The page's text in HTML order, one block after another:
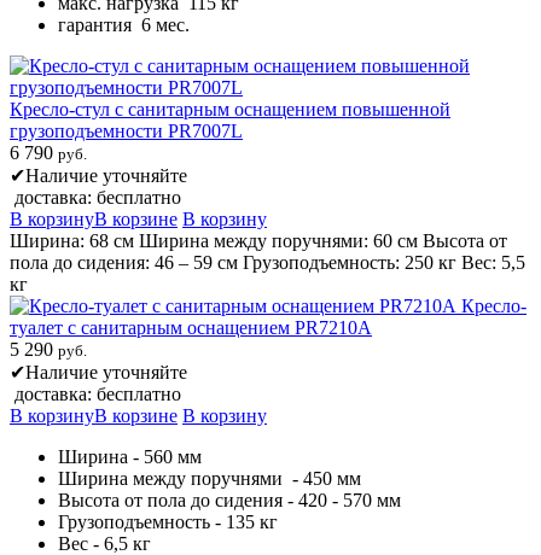
гарантия 6 мес.
Кресло-стул с санитарным оснащением повышенной
грузоподъемности PR7007L
6 790 руб.
✔Наличие уточняйте
доставка: бесплатно
В корзинуВ корзине В корзину
Ширина: 68 см Ширина между поручнями: 60 см Высота от
пола до сидения: 46 – 59 см Грузоподъемность: 250 кг Вес: 5,5
кг
Кресло-
туалет с санитарным оснащением PR7210A
5 290 руб.
✔Наличие уточняйте
доставка: бесплатно
В корзинуВ корзине В корзину
Ширина - 560 мм
Ширина между поручнями - 450 мм
Высота от пола до сидения - 420 - 570 мм
Грузоподъемность - 135 кг
Вес - 6,5 кг